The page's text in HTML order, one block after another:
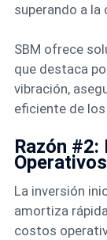
superando a la
SBM ofrece
que destaca
vibración,
eficiente de los
Razón
Operativos
La inversión
amortiza
costos